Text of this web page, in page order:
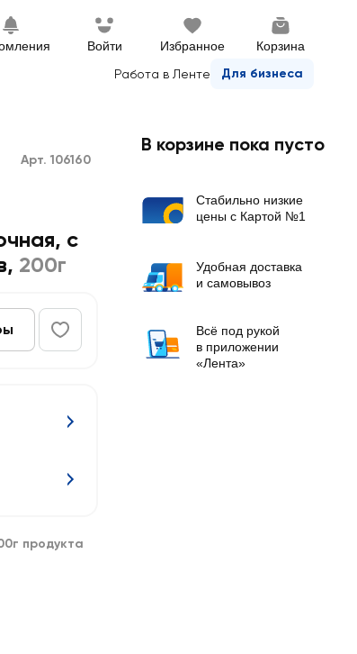
Войти Избранное Корзина
Работа в Ленте Для бизнеса
Арт. 106160
с
, 200г
продукта
В корзине пока пусто
Стабильно низкие
цены с Картой №1
Удобная доставка
и самовывоз
Всё под рукой
в приложении
«Лента»